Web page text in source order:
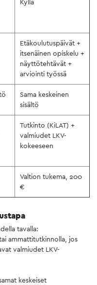
Etäkoulutuspäivät +
itsenäinen opiskelu +
näyttötehtävät +
arviointi työssä
Sama keskeinen
sisältö
Tutkinto (KiLAT) +
valmiudet LKV-
kokeeseen
Valtion tukema, 200
€
tavalla:
ammattitutkinnolla, jos
valmiudet LKV-
keskeiset